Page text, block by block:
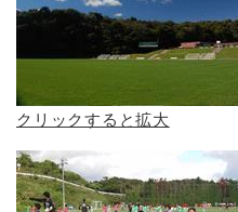
クリックすると拡大